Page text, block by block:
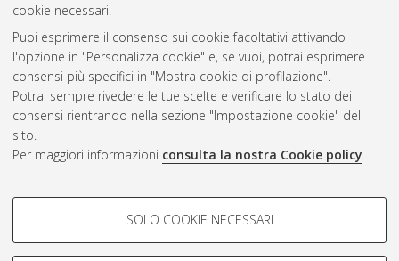
cookie necessari.
Puoi esprimere il consenso sui cookie facoltativi attivando
l'opzione in "Personalizza cookie" e, se vuoi, potrai esprimere
consensi più specifici in "Mostra cookie di profilazione".
Potrai sempre rivedere le tue scelte e verificare lo stato dei
consensi rientrando nella sezione "Impostazione cookie" del
sito.
Per maggiori informazioni consulta la nostra Cookie policy.
COOKIE DI PROFILAZIONE -
SOLO COOKIE NECESSARI
Atom
Rss 1.0
Rss 2.0
AMS Laurea
Impostazioni Cookie
Informativa sulla privacy
Condizioni d’uso del sito